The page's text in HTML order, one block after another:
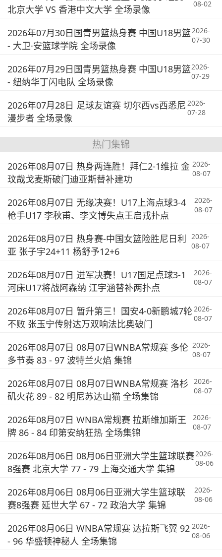
北京大学 VS 香港中文大学 全场录像
08-02
2026年07月30日国青男篮热身赛 中国U18男篮
- 大卫·安篮球学院 全场录像
2026-
07-30
2026年07月29日国青男篮热身赛 中国U18男篮
- 纽纳华丁闪电队 全场录像
2026-
07-29
2026年07月28日 足球友谊赛 切尔西vs西悉尼
漫步者 全场录像
2026-
07-28
热门集锦
2026年08月07日 热身两连胜！拜仁2-1维拉 金
玟哉戈麦斯破门迪亚斯替补建功
2026-
08-07
2026年08月07日 无缘决赛！U17上海点球3-4
枪手U17 李秋甫、李文博失点王启戎扑点
2026-
08-07
2026年08月07日 热身赛-中国女篮险胜尼日利
亚 张子宇24+11 杨舒予12+6
2026-
08-07
2026年08月07日 进军决赛！U17国足点球3-1
河床U17将战阿森纳 江宇涵替补两扑点
2026-
08-07
2026年08月07日 暂升第三！国安4-0新鹏城7轮
不败 张玉宁传射达万双响法比奥破门
2026-
08-07
2026年08月07日 08月07日WNBA常规赛 多伦
多节奏 83 - 97 波特兰火焰 集锦
2026-
08-07
2026年08月07日 08月07日WNBA常规赛 洛杉
矶火花 89 - 82 明尼苏达山猫 全场集锦
2026-
08-07
2026年08月07日 WNBA常规赛 拉斯维加斯王
牌 86 - 84 印第安纳狂热 全场集锦
2026-
08-07
2026年08月06日 08月06日亚洲大学生篮球联赛
8强赛 北京大学 77 - 79 上海交通大学 集锦
2026-
08-06
2026年08月06日 08月06日亚洲大学生篮球联
赛8强赛 延世大学 67 - 72 政治大学 集锦
2026-
08-06
2026年08月06日 WNBA常规赛 达拉斯飞翼 92
- 96 华盛顿神秘人 全场集锦
2026-
08-06